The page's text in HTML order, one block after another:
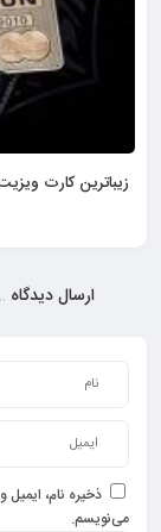
زیباترین کارت ویزیت
ارسال دیدگاه
ذخیره نام،
می‌نویسم.